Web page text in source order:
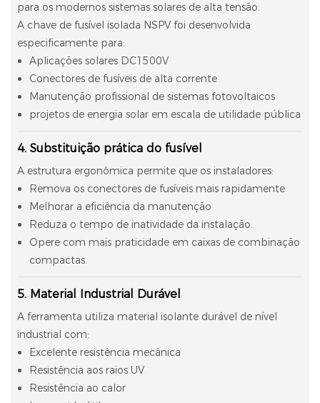
para os modernos sistemas solares de alta tensão.
A chave de fusível isolada NSPV foi desenvolvida
especificamente para:
Aplicações solares DC1500V
Conectores de fusíveis de alta corrente
Manutenção profissional de sistemas fotovoltaicos
projetos de energia solar em escala de utilidade pública
4. Substituição prática do fusível
A estrutura ergonômica permite que os instaladores:
Remova os conectores de fusíveis mais rapidamente
Melhorar a eficiência da manutenção
Reduza o tempo de inatividade da instalação.
Opere com mais praticidade em caixas de combinação
compactas.
5. Material Industrial Durável
A ferramenta utiliza material isolante durável de nível
industrial com:
Excelente resistência mecânica
Resistência aos raios UV
Resistência ao calor